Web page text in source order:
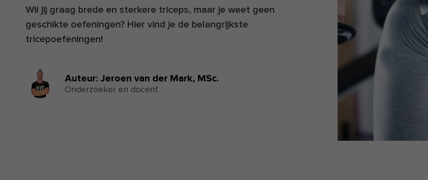
Wil jij graag brede en sterkere triceps, maar je weet geen
geschikte oefeningen? Hier vind je de belangrijkste
tricepoefeningen!
Auteur: Jeroen van der Mark, MSc.
Onderzoeker en docent